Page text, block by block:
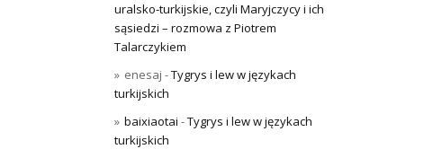
uralsko-turkijskie, czyli Maryjczycy i ich
sąsiedzi – rozmowa z Piotrem
Talarczykiem
enesaj -Tygrys i lew w językach
turkijskich
baixiaotai -Tygrys i lew w językach
turkijskich